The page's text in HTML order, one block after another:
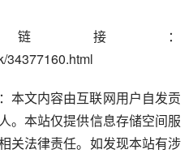
接：
34377160.html
本文内容由互联网用户自发贡
。本站仅提供信息存储空间服
关法律责任。如发现本站有涉